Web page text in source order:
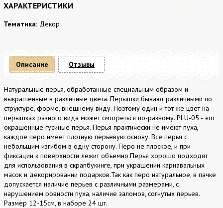
ХАРАКТЕРИСТИКИ
Тематика: Декор
Описание
Натуральные перья, обработанные специальным образом и
выкрашенные в различные цвета. Перышки бывают различными по
структуре, форме, внешнему виду. Поэтому один и тот же цвет на
перышках разного вида может смотреться по-разному. PLU-05 - это
окрашенные гусиные перья. Перья практически не имеют пуха,
каждое перо имеет плотную перьевую основу. Все перья с
небольшим изгибом в одну сторону. Перо не плоское, и при
фиксации к поверхности лежит объемно.Перья хорошо подходят
для использования в скрапбукинге, при украшении карнавальных
масок и декорировании подарков.Так как перо натуральное, в пачке
допускается наличие перьев с различными размерами, с
нарушением ровности пуха, наличие заломов, согнутых перьев.
Размер 12-15см, в наборе 24 шт.
Отзывы